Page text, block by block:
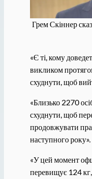
Грем Скіннер
«Є ті, кому
викликом
схуднути, щоб
«Близько 2270
схуднути, щоб
продовжувати
наступного року».
«У цей момент
перевищує 124